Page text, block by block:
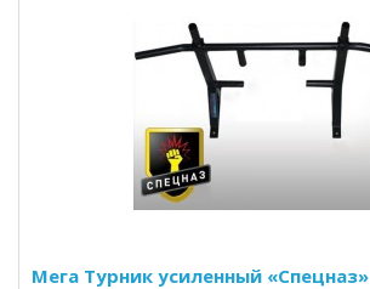
Мега Турник усиленный «Спецназ»